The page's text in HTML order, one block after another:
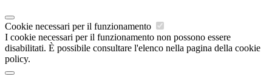
Cookie necessari per il funzionamento
I cookie necessari per il funzionamento non possono essere
disabilitati. È possibile consultare l'elenco nella pagina della cookie
policy.